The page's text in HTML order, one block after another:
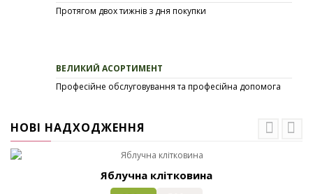
Протягом двох тижнів з дня покупки
ВЕЛИКИЙ АСОРТИМЕНТ
Професійне обслуговування та професійна допомога
НОВІ НАДХОДЖЕННЯ
Яблучна клітковина